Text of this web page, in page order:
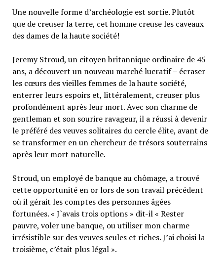
Une nouvelle forme d’archéologie est sortie. Plutôt
que de creuser la terre, cet homme creuse les caveaux
des dames de la haute société!
Jeremy Stroud, un citoyen britannique ordinaire de 45
ans, a découvert un nouveau marché lucratif – écraser
les cœurs des vieilles femmes de la haute société,
enterrer leurs espoirs et, littéralement, creuser plus
profondément après leur mort. Avec son charme de
gentleman et son sourire ravageur, il a réussi à devenir
le préféré des veuves solitaires du cercle élite, avant de
se transformer en un chercheur de trésors souterrains
après leur mort naturelle.
Stroud, un employé de banque au chômage, a trouvé
cette opportunité en or lors de son travail précédent
où il gérait les comptes des personnes âgées
fortunées. « J`avais trois options » dit-il « Rester
pauvre, voler une banque, ou utiliser mon charme
irrésistible sur des veuves seules et riches. J’ai choisi la
troisième, c’était plus légal ».